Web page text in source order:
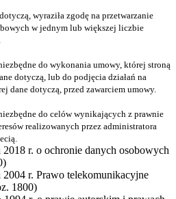
wyraziła zgodę na przetwarzanie
w jednym lub większej liczbie
do wykonania umowy, której stroną
dotyczą, lub do podjęcia działań na
dane dotyczą, przed zawarciem umowy.
do celów wynikających z prawnie
realizowanych przez administratora
r. o ochronie danych osobowych
r. Prawo telekomunikacyjne
1800)